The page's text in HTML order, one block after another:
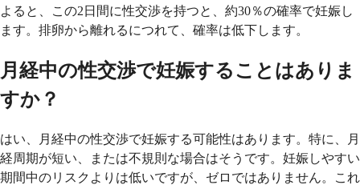
よると、この2日間に性交渉を持つと、約30％の確率で妊娠し
ます。排卵から離れるにつれて、確率は低下します。
月経中の性交渉で妊娠することはありま
すか？
はい、月経中の性交渉で妊娠する可能性はあります。特に、月
経周期が短い、または不規則な場合はそうです。妊娠しやすい
期間中のリスクよりは低いですが、ゼロではありません。これ